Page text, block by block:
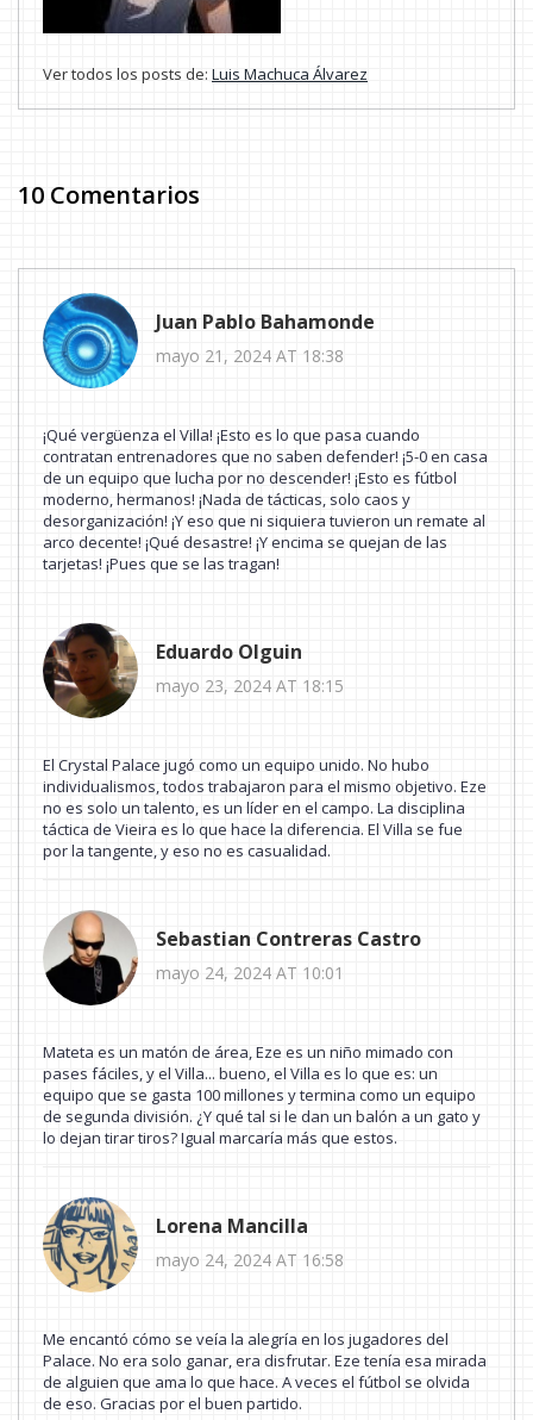
Ver todos los posts de: Luis Machuca Álvarez
10 Comentarios
Juan Pablo Bahamonde
mayo 21, 2024 AT 18:38
¡Qué vergüenza el Villa! ¡Esto es lo que pasa cuando
contratan entrenadores que no saben defender! ¡5-0 en casa
de un equipo que lucha por no descender! ¡Esto es fútbol
moderno, hermanos! ¡Nada de tácticas, solo caos y
desorganización! ¡Y eso que ni siquiera tuvieron un remate al
arco decente! ¡Qué desastre! ¡Y encima se quejan de las
tarjetas! ¡Pues que se las tragan!
Eduardo Olguin
mayo 23, 2024 AT 18:15
El Crystal Palace jugó como un equipo unido. No hubo
individualismos, todos trabajaron para el mismo objetivo. Eze
no es solo un talento, es un líder en el campo. La disciplina
táctica de Vieira es lo que hace la diferencia. El Villa se fue
por la tangente, y eso no es casualidad.
Sebastian Contreras Castro
mayo 24, 2024 AT 10:01
Mateta es un matón de área, Eze es un niño mimado con
pases fáciles, y el Villa... bueno, el Villa es lo que es: un
equipo que se gasta 100 millones y termina como un equipo
de segunda división. ¿Y qué tal si le dan un balón a un gato y
lo dejan tirar tiros? Igual marcaría más que estos.
Lorena Mancilla
mayo 24, 2024 AT 16:58
Me encantó cómo se veía la alegría en los jugadores del
Palace. No era solo ganar, era disfrutar. Eze tenía esa mirada
de alguien que ama lo que hace. A veces el fútbol se olvida
de eso. Gracias por el buen partido.